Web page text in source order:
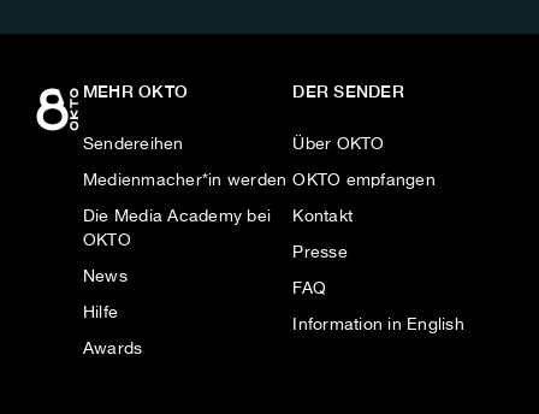
MEHR OKTO
Sendereihen
Medienmacher*in werden
Die Media Academy bei
OKTO
News
Hilfe
Awards
DER SENDER
Über OKTO
OKTO empfangen
Kontakt
Presse
FAQ
Information in English